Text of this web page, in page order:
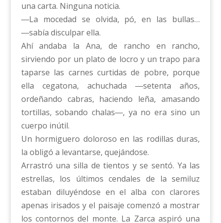
una carta. Ninguna noticia.
―La mocedad se olvida, pó, en las bullas…
―sabía disculpar ella.
Ahí andaba la Ana, de rancho en rancho,
sirviendo por un plato de locro y un trapo para
taparse las carnes curtidas de pobre, porque
ella cegatona, achuchada ―setenta años,
ordeñando cabras, haciendo leña, amasando
tortillas, sobando chalas―, ya no era sino un
cuerpo inútil.
Un hormiguero doloroso en las rodillas duras,
la obligó a levantarse, quejándose.
Arrastró una silla de tientos y se sentó. Ya las
estrellas, los últimos cendales de la semiluz
estaban diluyéndose en el alba con clarores
apenas irisados y el paisaje comenzó a mostrar
los contornos del monte. La Zarca aspiró una